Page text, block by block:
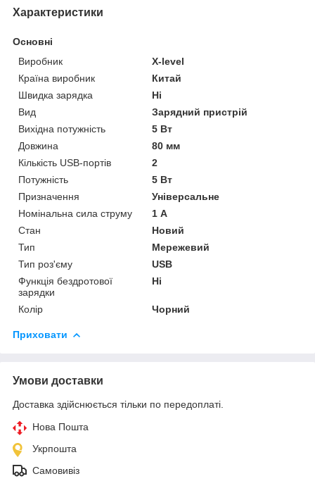
Характеристики
Основні
Виробник
X-level
Країна виробник
Китай
Швидка зарядка
Ні
Вид
Зарядний пристрій
Вихідна потужність
5 Вт
Довжина
80 мм
Кількість USB-портів
2
Потужність
5 Вт
Призначення
Універсальне
Номінальна сила струму
1 А
Стан
Новий
Тип
Мережевий
Тип роз'єму
USB
Функція бездротової
зарядки
Ні
Колір Чорний
Приховати
Умови доставки
Доставка здійснюється тільки по передоплаті.
Нова Пошта
Укрпошта
Самовивіз